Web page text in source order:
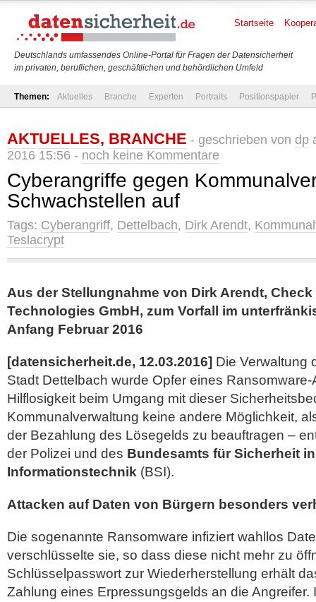
Deutschlands umfassendes Online-Portal für Fragen der Datensicherheit
im privaten, beruflichen, geschäftlichen und behördlichen Umfeld
Startseite
Themen: Aktuelles Branche Experten Portraits Positionspapier
AKTUELLES, BRANCHE - geschrieben von dp
2016 15:56 - noch keine Kommentare
Cyberangriffe gegen
Schwachstellen auf
Tags: Cyberangriff, Dettelbach, Dirk Arendt,
Teslacrypt
Aus der Stellungnahme von Dirk Arendt,
Technologies GmbH, zum Vorfall im
Anfang Februar 2016
[datensicherheit.de, 12.03.2016] Die Verwaltung
Stadt Dettelbach wurde Opfer eines Ransomware-
Hilflosigkeit beim Umgang mit dieser
Kommunalverwaltung keine andere Möglichkeit,
der Bezahlung des Lösegelds zu beauftragen –
der Polizei und des Bundesamts für Sicherheit
Informationstechnik (BSI).
Attacken auf Daten von Bürgern besonders
Die sogenannte Ransomware infiziert wahllos
verschlüsselte sie, so dass diese nicht mehr zu
Schlüsselpasswort zur Wiederherstellung erhält
Zahlung eines Erpressungsgelds an die Angreifer.